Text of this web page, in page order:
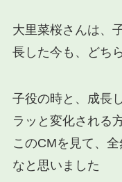
大里菜桜さんは、
長した今も、どち
子役の時と、成長
ラッと変化される
このCMを見て、
なと思いました